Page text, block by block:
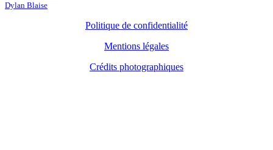
Dylan Blaise
Politique de confidentialité
Mentions légales
Crédits photographiques